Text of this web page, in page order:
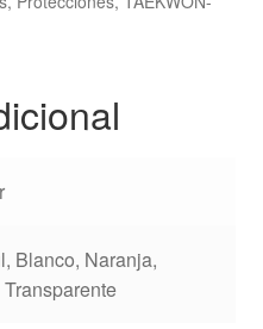
Blanco, Naranja,